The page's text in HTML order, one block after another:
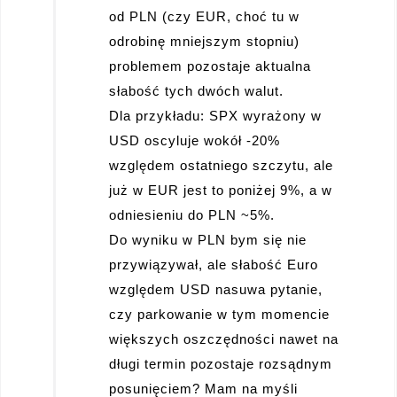
od PLN (czy EUR, choć tu w
odrobinę mniejszym stopniu)
problemem pozostaje aktualna
słabość tych dwóch walut.
Dla przykładu: SPX wyrażony w
USD oscyluje wokół -20%
względem ostatniego szczytu, ale
już w EUR jest to poniżej 9%, a w
odniesieniu do PLN ~5%.
Do wyniku w PLN bym się nie
przywiązywał, ale słabość Euro
względem USD nasuwa pytanie,
czy parkowanie w tym momencie
większych oszczędności nawet na
długi termin pozostaje rozsądnym
posunięciem? Mam na myśli